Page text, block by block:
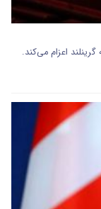
اعزام می‌کند.